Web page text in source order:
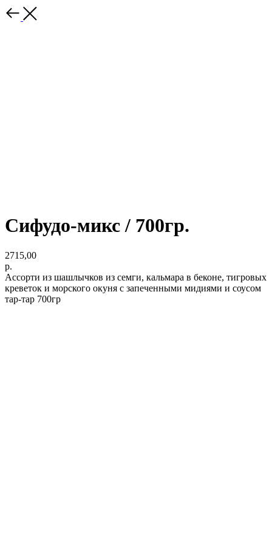
Сифудо-микс / 700гр.
2715,00
р.
Ассорти из шашлычков из семги, кальмара в беконе, тигровых
креветок и морского окуня с запеченными мидиями и соусом
тар-тар 700гр